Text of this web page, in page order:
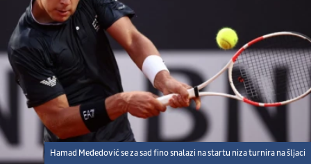
Hamad Međedović se za sad fino snalazi na startu niza turnira na šljaci